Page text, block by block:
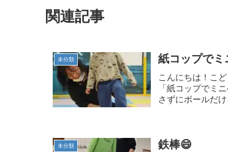
関連記事
未分類 紙コップでミ
こんにちは！こ
「紙コップでミ
さずにボールだ
未分類 鉄棒😄